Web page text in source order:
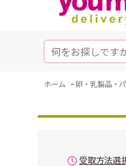
ホーム -卵・乳製品・
受取方法選